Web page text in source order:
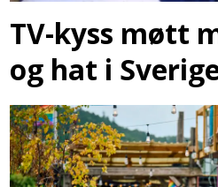
TV-kyss møtt
og hat i